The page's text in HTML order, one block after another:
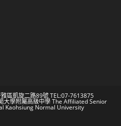
區凱旋二路89號 TEL:07-7613875
大學附屬高級中學 The Affiliated Senior
Kaohsiung Normal University